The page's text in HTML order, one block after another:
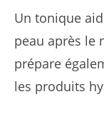
Un tonique
peau après le
prépare
les produits